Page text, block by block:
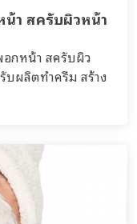
า สครับผิวหน้า
กหน้า สครับผิว
บผลิตทำครีม สร้าง